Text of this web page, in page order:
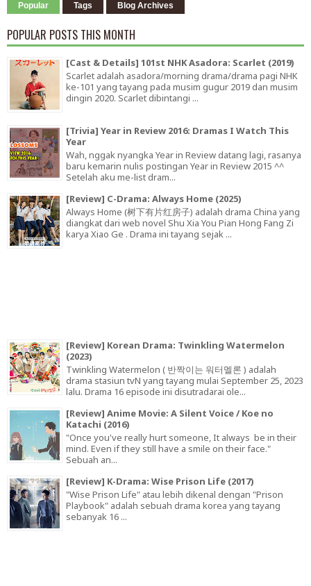
Popular Tags Blog Archives
POPULAR POSTS THIS MONTH
[Cast & Details] 101st NHK Asadora: Scarlet (2019)
Scarlet adalah asadora/morning drama/drama pagi NHK
ke-101 yang tayang pada musim gugur 2019 dan musim
dingin 2020. Scarlet dibintangi ...
[Trivia] Year in Review 2016: Dramas I Watch This
Year
Wah, nggak nyangka Year in Review datang lagi, rasanya
baru kemarin nulis postingan Year in Review 2015 ^^
Setelah aku me-list dram...
[Review] C-Drama: Always Home (2025)
Always Home (树下有片红房子) adalah drama China yang
diangkat dari web novel Shu Xia You Pian Hong Fang Zi
karya Xiao Ge . Drama ini tayang sejak ...
[Review] Korean Drama: Twinkling Watermelon
(2023)
Twinkling Watermelon ( 반짝이는 워터멜론 ) adalah
drama stasiun tvN yang tayang mulai September 25, 2023
lalu. Drama 16 episode ini disutradarai ole...
[Review] Anime Movie: A Silent Voice / Koe no
Katachi (2016)
"Once you've really hurt someone, It always be in their
mind. Even if they still have a smile on their face."
Sebuah an...
[Review] K-Drama: Wise Prison Life (2017)
"Wise Prison Life" atau lebih dikenal dengan "Prison
Playbook" adalah sebuah drama korea yang tayang
sebanyak 16 ...